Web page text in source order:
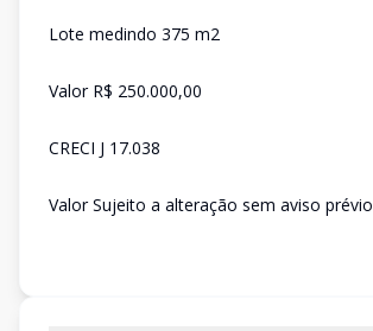
Lote medindo 375 m2
Valor R$ 250.000,00
CRECI J 17.038
Valor Sujeito a alteração sem aviso prévio